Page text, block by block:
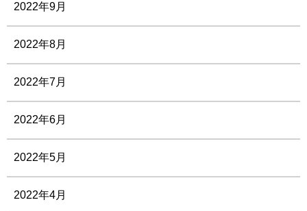
2022年9月
2022年8月
2022年7月
2022年6月
2022年5月
2022年4月